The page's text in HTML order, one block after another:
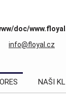
doc/
info@floyal.cz
NAŠI